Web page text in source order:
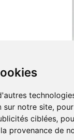
notre site,
ciblées,
provenance de